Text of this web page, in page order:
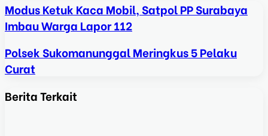
Modus Ketuk Kaca Mobil, Satpol PP Surabaya
Imbau Warga Lapor 112
Polsek Sukomanunggal Meringkus 5 Pelaku
Curat
Berita Terkait